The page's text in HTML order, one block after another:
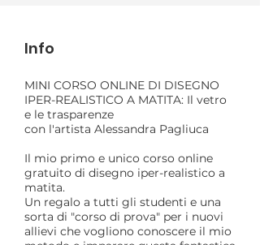
Info
MINI CORSO ONLINE DI DISEGNO
IPER-REALISTICO A MATITA: Il vetro
e le trasparenze
con l'artista Alessandra Pagliuca
Il mio primo e unico corso online
gratuito di disegno iper-realistico a
matita.
Un regalo a tutti gli studenti e una
sorta di "corso di prova" per i nuovi
allievi che vogliono conoscere il mio